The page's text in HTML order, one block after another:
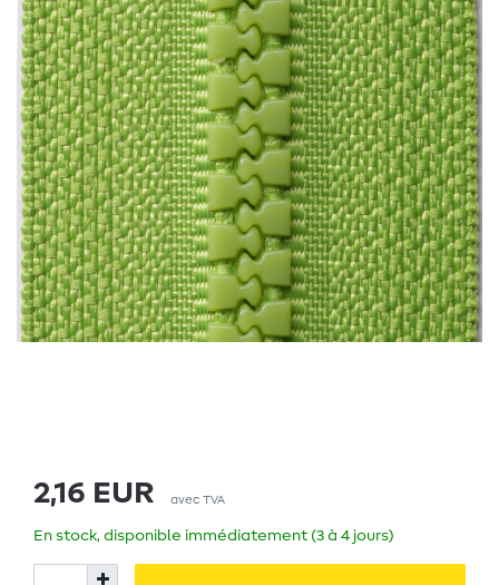
2,16 EUR avec TVA
En stock, disponible immédiatement (3 à 4 jours)